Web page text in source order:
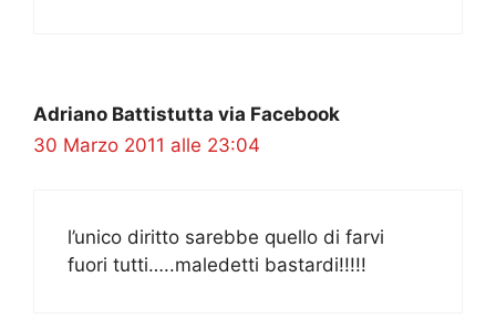
Adriano Battistutta via Facebook
30 Marzo 2011 alle 23:04
l’unico diritto sarebbe quello di farvi
fuori tutti…..maledetti bastardi!!!!!